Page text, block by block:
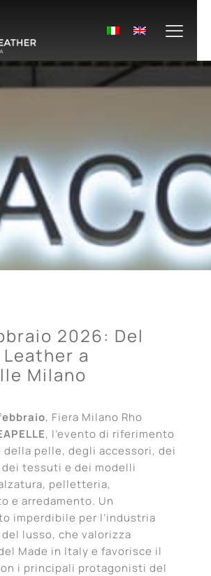
2026: Del
a
Milano
, Fiera Milano Rho
, l’evento di riferimento
pelle, degli accessori, dei
tessuti e dei modelli
pelletteria,
e arredamento. Un
imperdibile per l’industria
lusso, che valorizza
Made in Italy e favorisce il
i principali protagonisti del